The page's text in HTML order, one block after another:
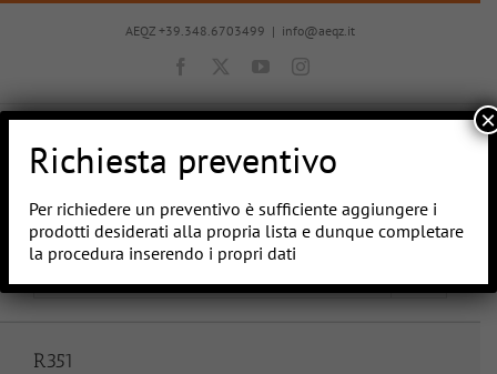
Salta
AEQZ +39.348.6703499 | info@aeqz.it
Facebook YouTubeInstagram
Vai a...
R351
Richiesta preventivo
Per richiedere un preventivo è sufficiente aggiungere i
prodotti desiderati alla propria lista e dunque completare
la procedura inserendo i propri dati
×